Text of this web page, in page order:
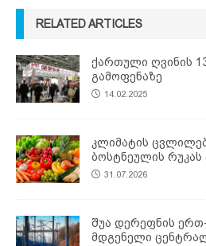
RELATED ARTICLES
ქართული ღვინის
გამოფენაზე
14.02.2025
კლიმატის
ბოსტნეულის რუკას
31.07.2026
შუა დერეფნის
მდგენელი